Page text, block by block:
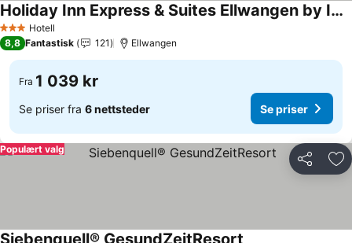
3 StjernerHotell
Holiday Inn Express & Suites Ellwangen by IHG
Se priser
8,8 Fantastisk 121 Ellwangen
Fra 1 039 kr
Se priser fra 6 nettsteder Se priser
Del
Populært valg
Siebenquell® GesundZeitResort